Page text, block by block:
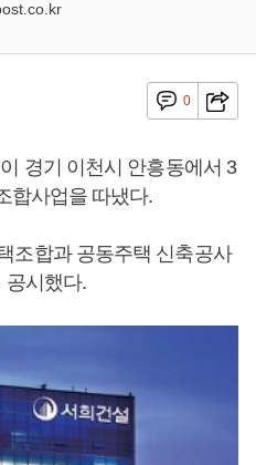
0
경기 이천시 안흥동에서 3
합사업을 따냈다.
조합과 공동주택 신축공사
공시했다.